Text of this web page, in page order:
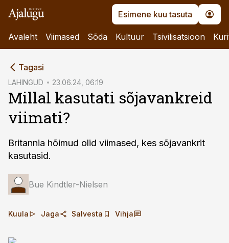
Esimene kuu tasuta
Avaleht Viimased Sõda Kultuur Tsivilisatsioon
Tagasi
LAHINGUD 23.06.24, 06:19
Millal kasutati sõjavankreid
viimati?
Britannia hõimud olid viimased, kes sõjavankrit
kasutasid.
Bue Kindtler-Nielsen
Kuula Jaga Salvesta Vihja